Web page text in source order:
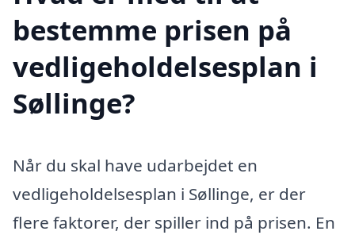
bestemme prisen på
vedligeholdelsesplan i
Søllinge?
Når du skal have udarbejdet en
vedligeholdelsesplan i Søllinge, er der
flere faktorer, der spiller ind på prisen. En